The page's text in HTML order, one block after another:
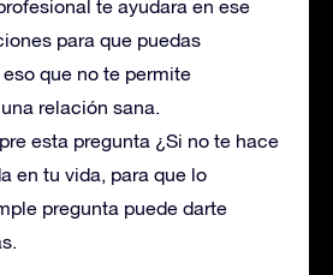
te ayudara en ese
para que puedas
que no te permite
relación sana.
esta pregunta ¿Si no te hace
en tu vida, para que lo
pregunta puede darte